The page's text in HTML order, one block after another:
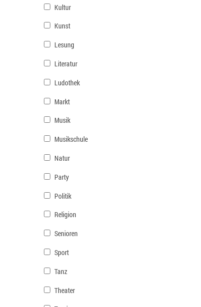
Kultur
Kunst
Lesung
Literatur
Ludothek
Markt
Musik
Musikschule
Natur
Party
Politik
Religion
Senioren
Sport
Tanz
Theater